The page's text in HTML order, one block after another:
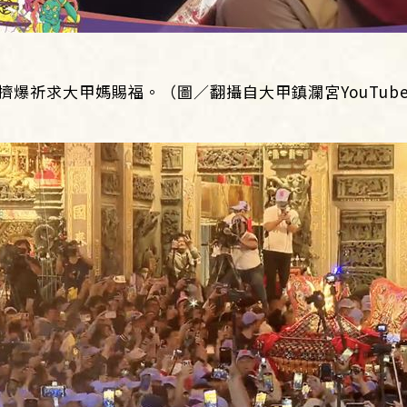
爆祈求大甲媽賜福。（圖／翻攝自大甲鎮瀾宮